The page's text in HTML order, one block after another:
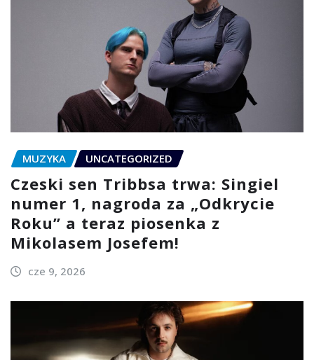
MUZYKA UNCATEGORIZED
Czeski sen Tribbsa trwa: Singiel
numer 1, nagroda za „Odkrycie
Roku” a teraz piosenka z
Mikolasem Josefem!
cze 9, 2026